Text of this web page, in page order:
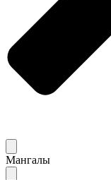
Мангалы